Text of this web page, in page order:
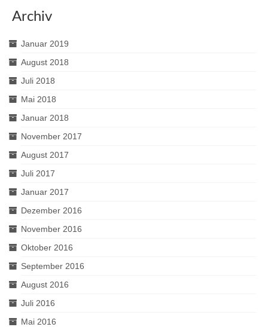
Archiv
Januar 2019
August 2018
Juli 2018
Mai 2018
Januar 2018
November 2017
August 2017
Juli 2017
Januar 2017
Dezember 2016
November 2016
Oktober 2016
September 2016
August 2016
Juli 2016
Mai 2016